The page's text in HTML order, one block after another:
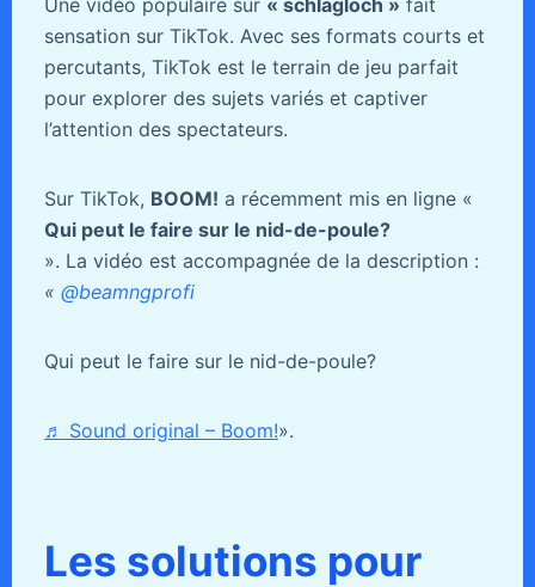
sensation sur TikTok. Avec ses formats courts et
percutants, TikTok est le terrain de jeu parfait
pour explorer des sujets variés et captiver
l’attention des spectateurs.
Sur TikTok, BOOM! a récemment mis en ligne «
Qui peut le faire sur le nid-de-poule?
». La vidéo est accompagnée de la description :
« @beamngprofi
Qui peut le faire sur le nid-de-poule?
♬ Sound original – Boom!».
Les solutions pour